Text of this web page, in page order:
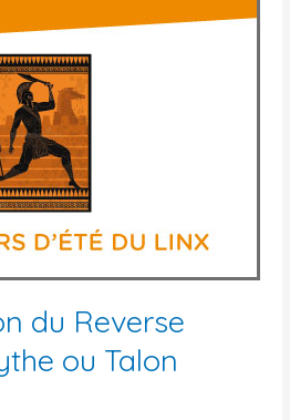
du Reverse
ou Talon